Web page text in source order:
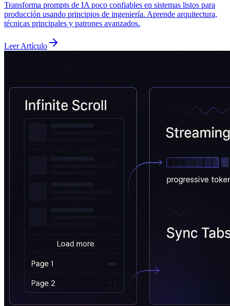
Transforma prompts de IA poco confiables en sistemas listos para
producción usando principios de ingeniería. Aprende arquitectura,
técnicas principales y patrones avanzados.
Leer Artículo